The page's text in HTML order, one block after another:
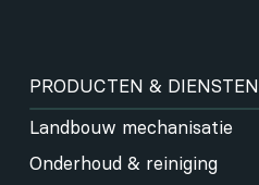
PRODUCTEN & DIENSTEN
Landbouw mechanisatie
Onderhoud & reiniging